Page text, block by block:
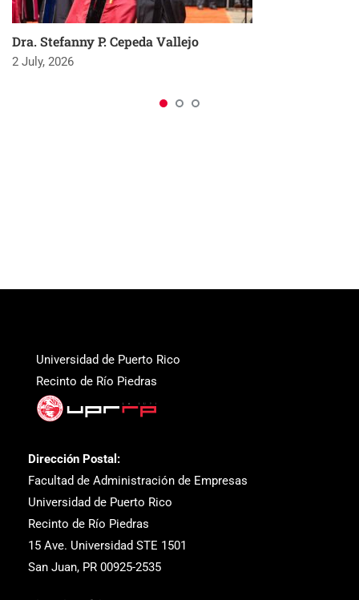
Dra. Stefanny P. Cepeda Vallejo
2 July, 2026
Universidad de Puerto Rico
Recinto de Río Piedras
Dirección Postal:
Facultad de Administración de Empresas
Universidad de Puerto Rico
Recinto de Río Piedras
15 Ave. Universidad STE 1501
San Juan, PR 00925-2535